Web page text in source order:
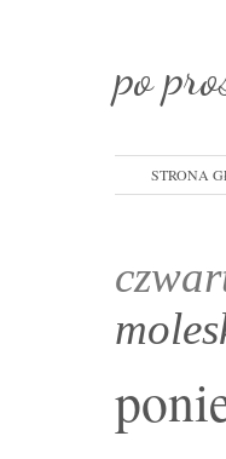
po
STRONA